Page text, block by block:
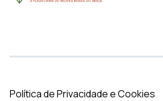
Política de Privacidade e Cookies